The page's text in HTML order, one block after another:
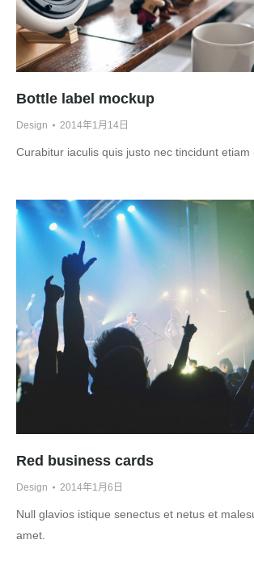
Bottle label mockup
Design 2014年1月14日
Curabitur iaculis quis justo nec tincidunt etiam
Red business cards
Design 2014年1月6日
Null glavios istique senectus et netus et
amet.